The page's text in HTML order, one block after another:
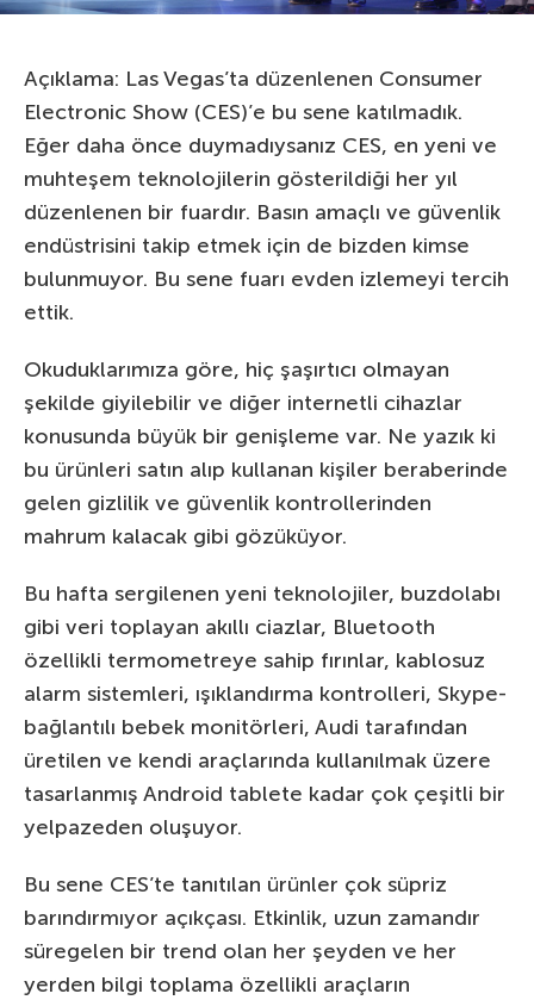
Açıklama: Las Vegas’ta düzenlenen Consumer
Electronic Show (CES)’e bu sene katılmadık.
Eğer daha önce duymadıysanız CES, en yeni ve
muhteşem teknolojilerin gösterildiği her yıl
düzenlenen bir fuardır. Basın amaçlı ve güvenlik
endüstrisini takip etmek için de bizden kimse
bulunmuyor. Bu sene fuarı evden izlemeyi tercih
ettik.
Okuduklarımıza göre, hiç şaşırtıcı olmayan
şekilde giyilebilir ve diğer internetli cihazlar
konusunda büyük bir genişleme var. Ne yazık ki
bu ürünleri satın alıp kullanan kişiler beraberinde
gelen gizlilik ve güvenlik kontrollerinden
mahrum kalacak gibi gözüküyor.
Bu hafta sergilenen yeni teknolojiler, buzdolabı
gibi veri toplayan akıllı ciazlar, Bluetooth
özellikli termometreye sahip fırınlar, kablosuz
alarm sistemleri, ışıklandırma kontrolleri, Skype-
bağlantılı bebek monitörleri, Audi tarafından
üretilen ve kendi araçlarında kullanılmak üzere
tasarlanmış Android tablete kadar çok çeşitli bir
yelpazeden oluşuyor.
Bu sene CES’te tanıtılan ürünler çok süpriz
barındırmıyor açıkçası. Etkinlik, uzun zamandır
süregelen bir trend olan her şeyden ve her
yerden bilgi toplama özellikli araçların